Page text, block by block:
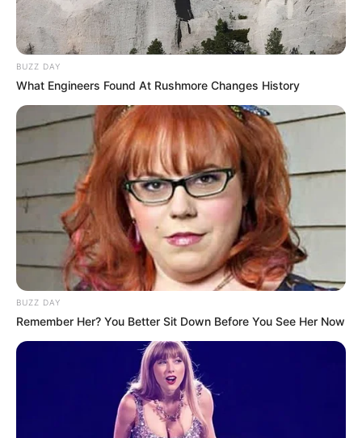
BUZZ DAY
What Engineers Found At Rushmore Changes History
BUZZ DAY
Remember Her? You Better Sit Down Before You See Her Now